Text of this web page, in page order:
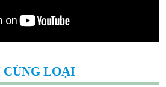
CÙNG LOẠI